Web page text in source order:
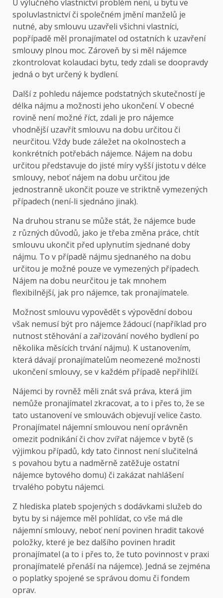
U výlučného vlastnictví problém není, u bytu ve
spoluvlastnictví či společném jmění manželů je
nutné, aby smlouvu uzavřeli všichni vlastníci,
popřípadě měl pronajímatel od ostatních k uzavření
smlouvy plnou moc. Zároveň by si měl nájemce
zkontrolovat kolaudaci bytu, tedy zdali se doopravdy
jedná o byt určený k bydlení.
Další z pohledu nájemce podstatných skutečností je
délka nájmu a možnosti jeho ukončení. V obecné
rovině není možné říct, zdali je pro nájemce
vhodnější uzavřít smlouvu na dobu určitou či
neurčitou. Vždy bude záležet na okolnostech a
konkrétních potřebách nájemce. Nájem na dobu
určitou představuje do jisté míry vyšší jistotu v délce
smlouvy, neboť nájem na dobu určitou jde
jednostranně ukončit pouze ve striktně vymezených
případech (není-li sjednáno jinak).
Na druhou stranu se může stát, že nájemce bude
z různých důvodů, jako je třeba změna práce, chtít
smlouvu ukončit před uplynutím sjednané doby
nájmu. To v případě nájmu sjednaného na dobu
určitou je možné pouze ve vymezených případech.
Nájem na dobu neurčitou je tak mnohem
flexibilnější, jak pro nájemce, tak pronajímatele.
Možnost smlouvu vypovědět s výpovědní dobou
však nemusí být pro nájemce žádoucí (například pro
nutnost stěhování a zařizování nového bydlení po
několika měsících trvání nájmu). K ustanovením,
která dávají pronajímatelům neomezené možnosti
ukončení smlouvy, se v každém případě nepřihlíží.
Nájemci by rovněž měli znát svá práva, která jim
nemůže pronajímatel zkracovat, a to i přes to, že se
tato ustanovení ve smlouvách objevují velice často.
Pronajímatel nájemní smlouvou není oprávněn
omezit podnikání či chov zvířat nájemce v bytě (s
výjimkou případů, kdy tato činnost není slučitelná
s povahou bytu a nadměrně zatěžuje ostatní
nájemce bytového domu) či zakázat nahlášení
trvalého pobytu nájemci.
Z hlediska plateb spojených s dodávkami služeb do
bytu by si nájemce měl pohlídat, co vše má dle
nájemní smlouvy, neboť není povinen hradit takové
položky, které je bez dalšího povinen hradit
pronajímatel (a to i přes to, že tuto povinnost v praxi
pronajímatelé přenáší na nájemce). Jedná se zejména
o poplatky spojené se správou domu či fondem
oprav.